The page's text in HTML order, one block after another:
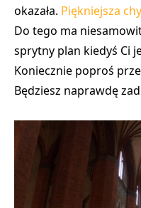
okazała. Piękniejsza
Do tego ma
sprytny plan kiedyś Ci
Koniecznie poproś
Będziesz naprawdę